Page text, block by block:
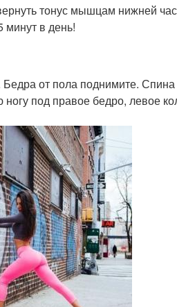
тонус мышцам нижней
минут в день!
Бедра от пола поднимите.
под правое бедро, левое